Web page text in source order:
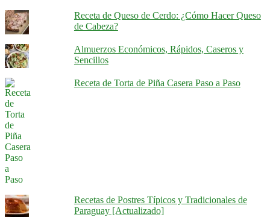
Receta de Queso de Cerdo: ¿Cómo Hacer Queso
de Cabeza?
Almuerzos Económicos, Rápidos, Caseros y
Sencillos
Receta de Torta de Piña Casera Paso a Paso
Recetas de Postres Típicos y Tradicionales de
Paraguay [Actualizado]